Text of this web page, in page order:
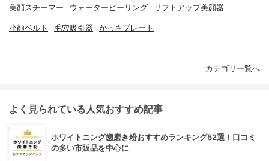
美顔スチーマー ウォーターピーリング リフトアップ美顔器
小顔ベルト 毛穴吸引器 かっさプレート
カテゴリ一覧へ
よく見られている人気おすすめ記事
ホワイトニング歯磨き粉おすすめランキング52選！口コミ
の多い市販品を中心に